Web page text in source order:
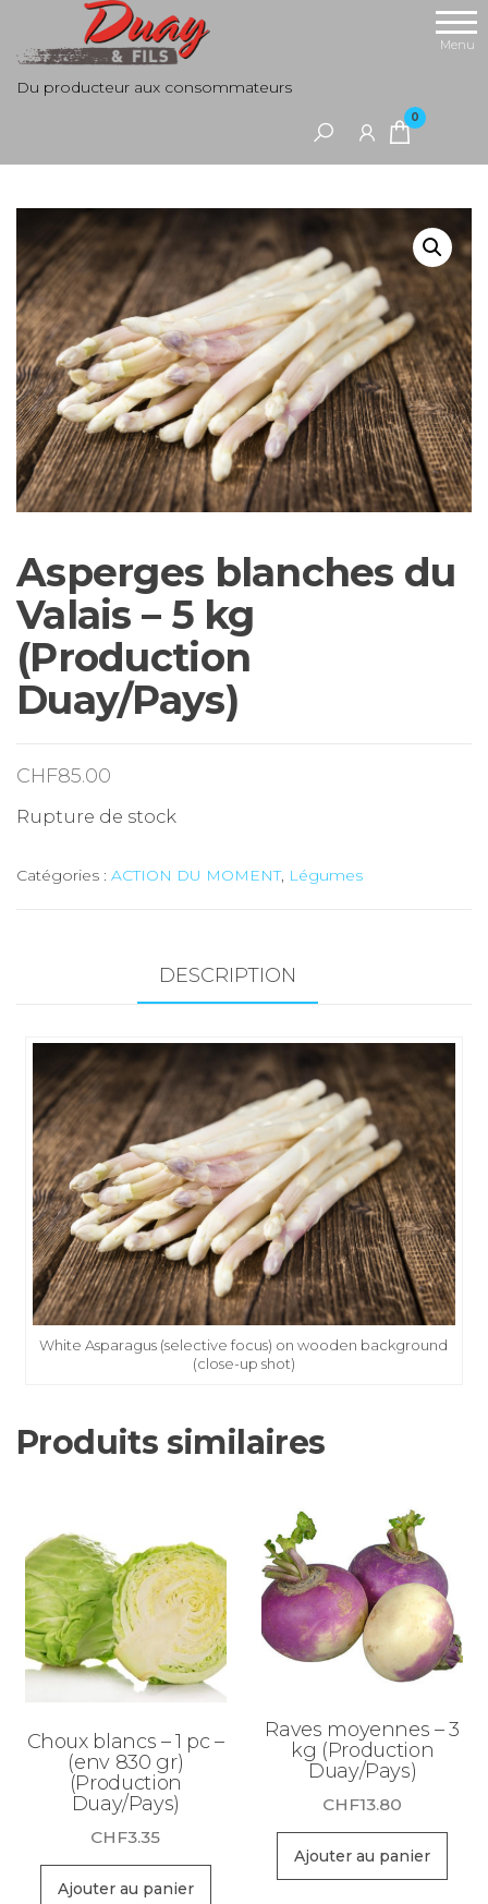
Du producteur aux consommateurs
0
Menu
Asperges blanches du
Valais – 5 kg
(Production
Duay/Pays)
CHF85.00
Rupture de stock
Catégories : ACTION DU MOMENT, Légumes
DESCRIPTION
White Asparagus (selective focus) on wooden background
(close-up shot)
Produits similaires
Choux blancs – 1 pc –
(env 830 gr)
(Production
Duay/Pays)
CHF3.35
Ajouter au panier
Raves moyennes – 3
kg (Production
Duay/Pays)
CHF13.80
Ajouter au panier